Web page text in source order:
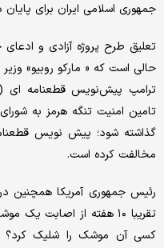
جمهوری اسلامی ایران برای
تعلیق طرح پروژه آزادی و ادعای
حالی است که « مارکو روبیو»
ترامپ پیش‌نویس قطعنامه‌ ای
تامین امنیت تنگه هرمز به
گذاشته شود؛ پیش نویس
مخالفت کرده است.
رئیس جمهوری آمریکا همچنین
تقریبا ۱۰ هفته از
کسی آن موشک را شلیک کرد؟